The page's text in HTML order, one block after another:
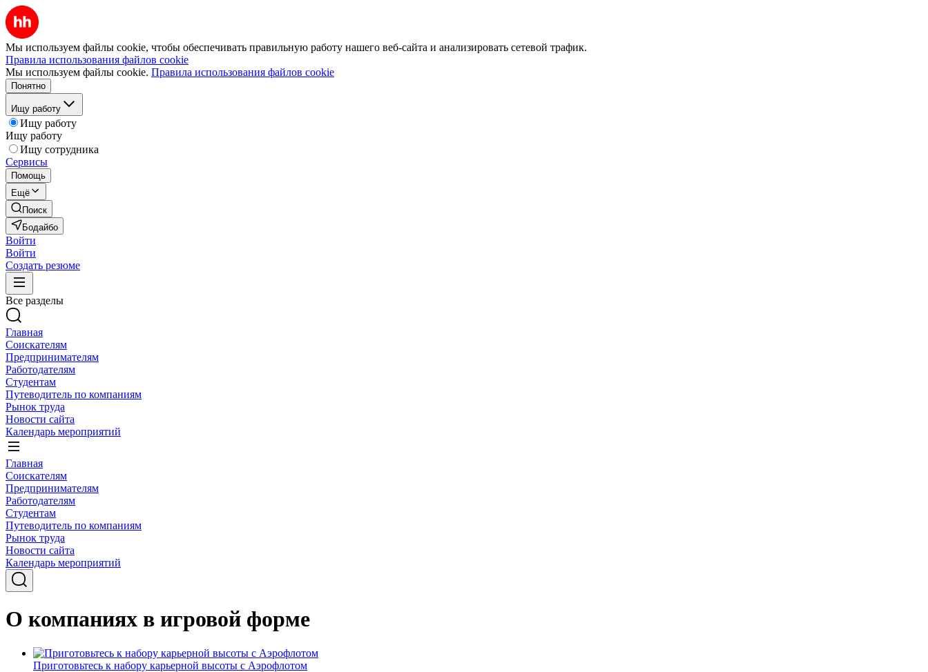
Мы используем файлы cookie, чтобы обеспечивать правильную работу нашего веб-сайта и анализировать сетевой трафик.
Правила использования файлов cookie
Мы используем файлы cookie. Правила использования файлов cookie
Понятно
Ищу работу
Ищу работу
Ищу работу
Ищу сотрудника
Сервисы
Помощь
Ещё
Поиск
Бодайбо
Войти
Войти
Создать резюме
Все разделы
Главная
Соискателям
Предпринимателям
Работодателям
Студентам
Путеводитель по компаниям
Рынок труда
Новости сайта
Календарь мероприятий
Главная
Соискателям
Предпринимателям
Работодателям
Студентам
Путеводитель по компаниям
Рынок труда
Новости сайта
Календарь мероприятий
О компаниях в игровой форме
Приготовьтесь к набору карьерной высоты с Аэрофлотом